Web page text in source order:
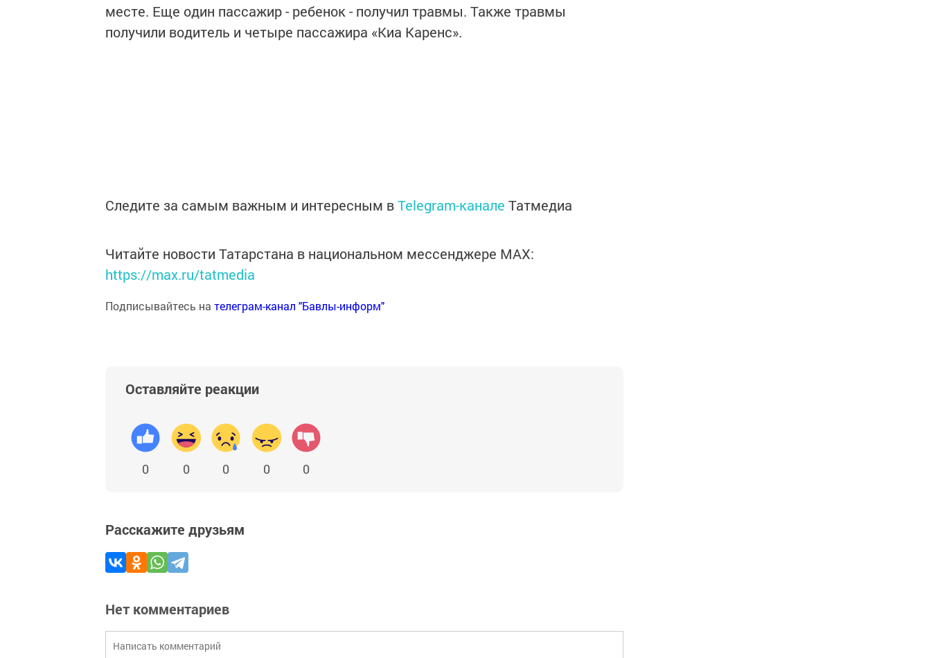
месте. Еще один пассажир - ребенок - получил травмы. Также травмы
получили водитель и четыре пассажира «Киа Каренс».
Следите за самым важным и интересным вTelegram-канале Татмедиа
Читайте новости Татарстана в национальном мессенджере MАХ:
https://max.ru/tatmedia
Подписывайтесь на телеграм-канал "Бавлы-информ"
Оставляйте реакции
0 0 0 0 0
Расскажите друзьям
Нет комментариев